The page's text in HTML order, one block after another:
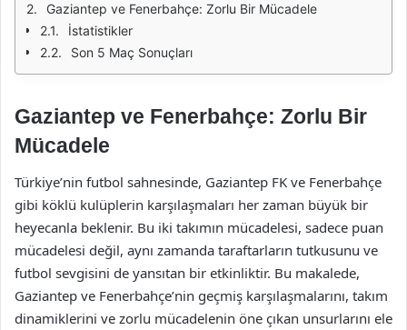
Gaziantep ve Fenerbahçe: Zorlu Bir Mücadele
İstatistikler
Son 5 Maç Sonuçları
Gaziantep ve Fenerbahçe: Zorlu Bir
Mücadele
Türkiye’nin futbol sahnesinde, Gaziantep FK ve Fenerbahçe
gibi köklü kulüplerin karşılaşmaları her zaman büyük bir
heyecanla beklenir. Bu iki takımın mücadelesi, sadece puan
mücadelesi değil, aynı zamanda taraftarların tutkusunu ve
futbol sevgisini de yansıtan bir etkinliktir. Bu makalede,
Gaziantep ve Fenerbahçe’nin geçmiş karşılaşmalarını, takım
dinamiklerini ve zorlu mücadelenin öne çıkan unsurlarını ele